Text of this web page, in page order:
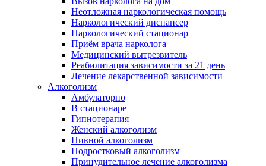
Неотложная наркологическая помощь
Наркологический диспансер
Наркологический стационар
Приём врача нарколога
Медицинский вытрезвитель
Реабилитация зависимости за 21 день
Лечение лекарственной зависимости
Алкоголизм
Амбулаторно
В стационаре
Гипнотерапия
Женский алкоголизм
Пивной алкоголизм
Подростковый алкоголизм
Принудительное лечение алкоголизма